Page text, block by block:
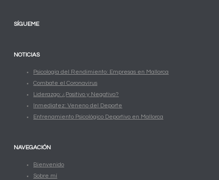
SÍGUEME
NOTICIAS
Psicología del Rendimiento: Empresas en Mallorca
Combate el Coronavirus
Liderazgo: ¿Positivo y Negativo?
Inmediatez: Veneno del Deporte
Entrenamiento Psicológico Deportivo en Mallorca
NAVEGACIÓN
Bienvenido
Sobre mí